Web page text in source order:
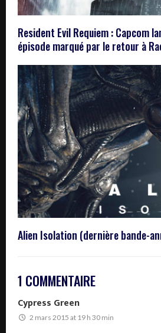
Resident Evil Requiem : Capcom
épisode marqué par le retour à
Alien Isolation (dernière bande-
1 COMMENTAIRE
Cypress Green
2 mars 2015 at 19 h 30 min